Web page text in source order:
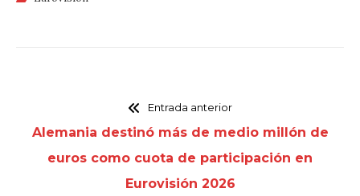
Entrada anterior
Alemania destinó más de medio millón de
euros como cuota de participación en
Eurovisión 2026